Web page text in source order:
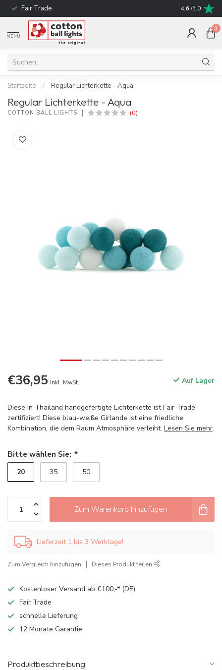
Fair Trade schnelle
4.6 /5.0
MENU
0
Startseite / Regular Lichterkette - Aqua
Regular Lichterkette - Aqua
COTTON BALL LIGHTS (0)
€36,95 Inkl. MwSt. Auf Lager
Diese in Thailand handgefertigte Lichterkette ist Fair Trade
zertifiziert! Diese blau-weiße Girlande ist eine friedliche
Kombination, die dem Raum Atmosphäre verleiht. Lesen Sie mehr.
Bitte wählen Sie: *
20 35 50
Zum Warenkorb hinzufügen
Lieferzeit 1 bis 3 Werktage!
Zum Vergleich hinzufügen Dieses Produkt teilen
Kostenloser Versand ab €100,-* (DE)
Fair Trade
schnelle Lieferung
12 Monate Garantie
Produktbeschreibung